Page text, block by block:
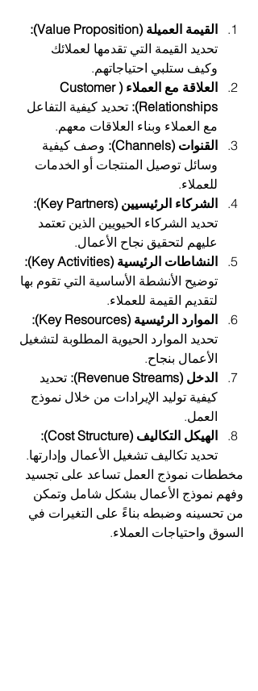
القيمة العميلة (Value Proposition):
تحديد القيمة التي تقدمها لعملائك
وكيف ستلبي احتياجاتهم.
العلاقة مع العملاء (Customer
Relationships):
تحديد كيفية التفاعل
مع العملاء وبناء العلاقات معهم.
القنوات (Channels):
وصف كيفية
وسائل توصيل المنتجات أو الخدمات
للعملاء.
الشركاء الرئيسيين (Key Partners):
تحديد الشركاء الحيويين الذين تعتمد
عليهم لتحقيق نجاح الأعمال.
النشاطات الرئيسية (Key Activities):
توضيح الأنشطة الأساسية التي تقوم بها
لتقديم القيمة للعملاء.
الموارد الرئيسية (Key Resources):
تحديد الموارد الحيوية المطلوبة لتشغيل
الأعمال بنجاح.
الدخل (Revenue Streams):
تحديد
كيفية توليد الإيرادات من خلال نموذج
العمل.
الهيكل التكاليف (Cost Structure):
تحديد تكاليف تشغيل الأعمال وإدارتها.
مخططات نموذج العمل تساعد على تجسيد
وفهم نموذج الأعمال بشكل شامل وتمكن
من تحسينه وضبطه بناءً على التغيرات في
السوق واحتياجات العملاء.